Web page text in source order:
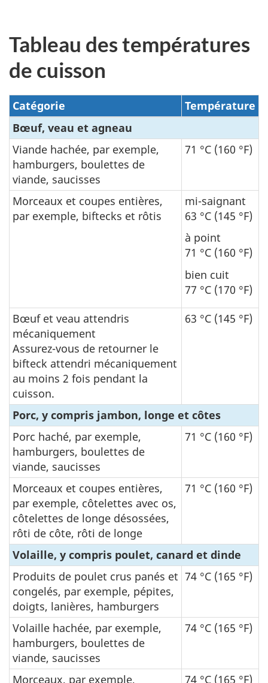
Tableau des températures
de cuisson
Catégorie
Température
Bœuf, veau et agneau
Viande hachée, par exemple,
hamburgers, boulettes de
viande, saucisses
71 °C (160 °F)
Morceaux et coupes entières,
par exemple, biftecks et rôtis
mi-saignant
63 °C (145 °F)
à point
71 °C (160 °F)
bien cuit
77 °C (170 °F)
Bœuf et veau attendris
mécaniquement
Assurez-vous de retourner le
bifteck attendri mécaniquement
au moins 2 fois pendant la
cuisson.
63 °C (145 °F)
Porc, y compris jambon, longe et côtes
Porc haché, par exemple,
hamburgers, boulettes de
viande, saucisses
71 °C (160 °F)
Morceaux et coupes entières,
par exemple, côtelettes avec os,
côtelettes de longe désossées,
rôti de côte, rôti de longe
71 °C (160 °F)
Volaille, y compris poulet, canard et dinde
Produits de poulet crus panés et
congelés, par exemple, pépites,
doigts, lanières, hamburgers
74 °C (165 °F)
Volaille hachée, par exemple,
hamburgers, boulettes de
viande, saucisses
74 °C (165 °F)
Morceaux, par exemple, 74 °C (165 °F)